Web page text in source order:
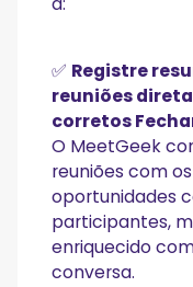
✅ Registre
reuniões
corretos
O MeetGeek
reuniões com
oportunidades
participantes,
enriquecido
conversa.